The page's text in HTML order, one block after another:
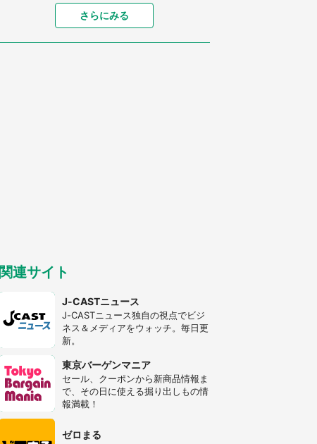
「孫にあげると思って、あなたにこ
れをあげる」 真夏の山道で見知ら
ぬお婆さんに握らされたもの（山口
さらにみる
関連サイト
J-CASTニュース
J-CASTニュース独自の視点でビジ
ネス＆メディアをウォッチ。毎日更
新。
東京バーゲンマニア
セール、クーポンから新商品情報ま
で、その日に使える掘り出しもの情
報満載！
ゼロまる